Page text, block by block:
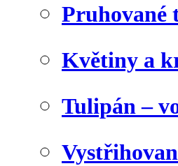
Pruhované
Květiny a
Tulipán –